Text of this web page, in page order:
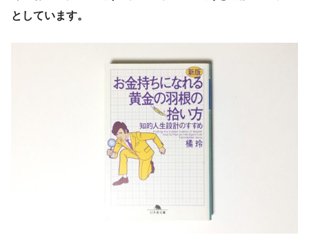
としています。